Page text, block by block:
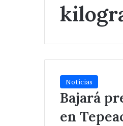
Noticias
Bajará
en